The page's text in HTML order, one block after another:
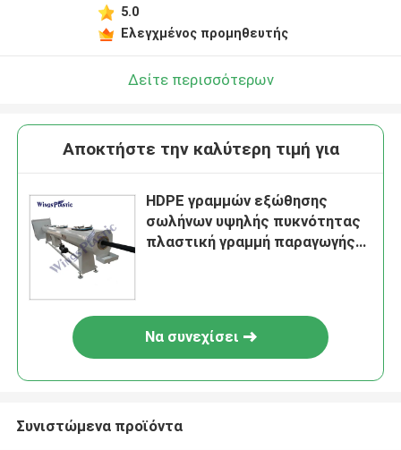
5.0
Ελεγχμένος προμηθευτής
Δείτε περισσότερων
Αποκτήστε την καλύτερη τιμή για
HDPE γραμμών εξώθησης
σωλήνων υψηλής πυκνότητας
πλαστική γραμμή παραγωγής
Να συνεχίσει
Συνιστώμενα προϊόντα